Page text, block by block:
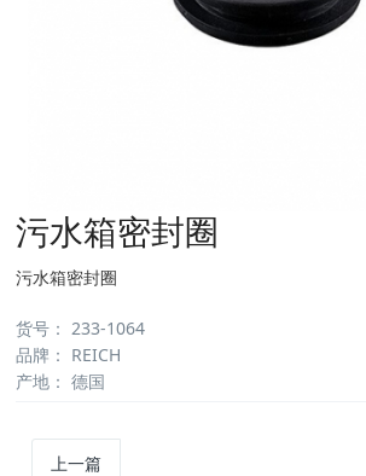
污水箱密封圈
污水箱密封圈
货号 ： 233-1064
品牌 ： REICH
产地 ： 德国
上一篇